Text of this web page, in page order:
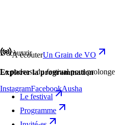
À écouterUn Grain de VO
Le podcast du festival pour
InstagramFacebookAusha
Découvrir
Explorer la programmation
Le festival
Programme